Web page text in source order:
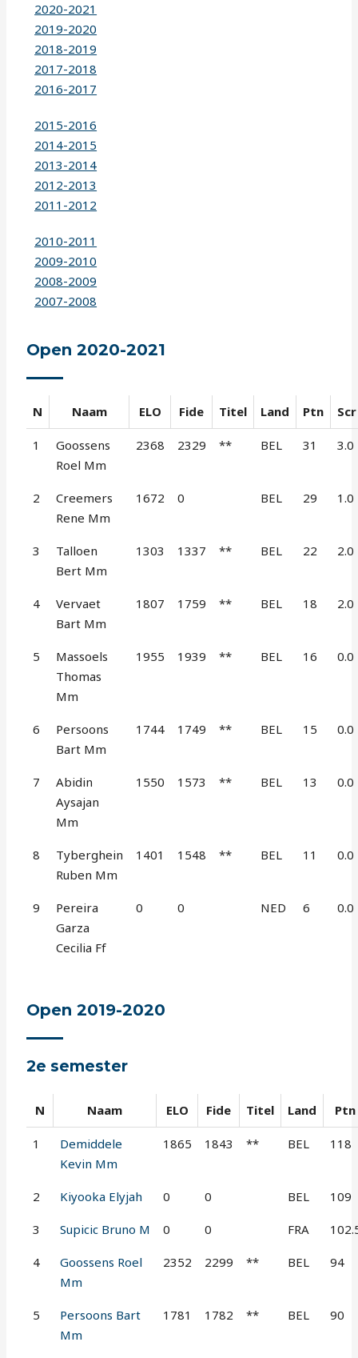
2020-2021
2019-2020
2018-2019
2017-2018
2016-2017
2015-2016
2014-2015
2013-2014
2012-2013
2011-2012
2010-2011
2009-2010
2008-2009
2007-2008
Open 2020-2021
N Naam ELO Fide Titel Land Ptn Scr
1
Goossens
Roel Mm
2368 2329 ** BEL 31 3.0
2
Creemers
Rene Mm
1672 0 BEL 29 1.0
3
Talloen
Bert Mm
1303 1337 ** BEL 22 2.0
4
Vervaet
Bart Mm
1807 1759 ** BEL 18 2.0
5
Massoels
Thomas
Mm
1955 1939 ** BEL 16 0.0
6
Persoons
Bart Mm
1744 1749 ** BEL 15 0.0
7
Abidin
Aysajan
Mm
1550 1573 ** BEL 13 0.0
8
Tyberghein
Ruben Mm
1401 1548 ** BEL 11 0.0
9
Pereira
Garza
Cecilia Ff
0 0 NED 6 0.0
Open 2019-2020
2e semester
N Naam ELO Fide Titel Land Ptn
1
Demiddele
Kevin Mm
1865 1843 ** BEL 118
2 Kiyooka Elyjah 0 0 BEL 109
3 Supicic Bruno M 0 0 FRA
4
Goossens Roel
Mm
2352 2299 ** BEL 94
5
Persoons Bart
Mm
1781 1782 ** BEL 90